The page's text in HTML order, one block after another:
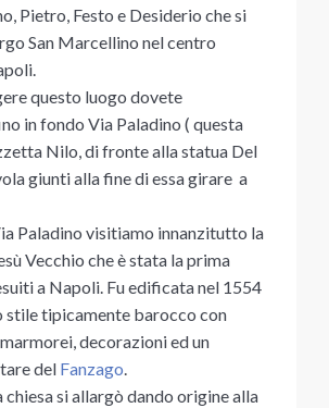
Pietro, Festo e Desiderio che si
San Marcellino nel centro
questo luogo dovete
in fondo Via Paladino ( questa
Nilo, di fronte alla statua Del
giunti alla fine di essa girare a
Paladino visitiamo innanzitutto la
Vecchio che è stata la prima
a Napoli. Fu edificata nel 1554
stile tipicamente barocco con
decorazioni ed un
del Fanzago.
chiesa si allargò dando origine alla